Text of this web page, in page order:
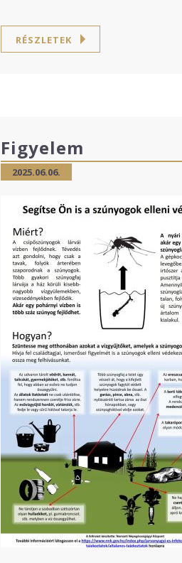
RÉSZLETEK
Figyelem
2025.06.06.